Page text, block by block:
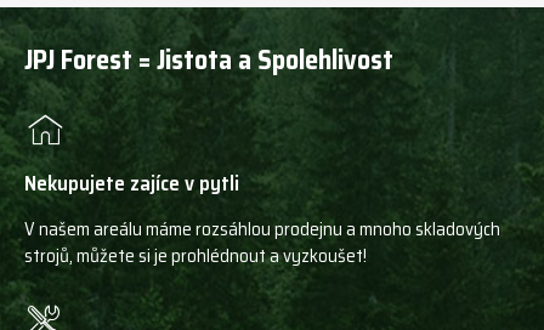
JPJ Forest = Jistota a Spolehlivost
Nekupujete zajíce v pytli
V našem areálu máme rozsáhlou prodejnu a mnoho skladových
strojů, můžete si je prohlédnout a vyzkoušet!